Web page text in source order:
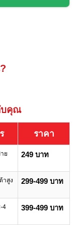
บคุณ
ราคา
ย
249 บาท
าสูง 299-499 บาท
4
399-499 บาท